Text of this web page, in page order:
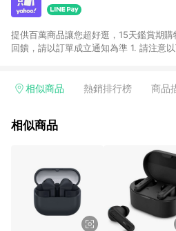
提供百萬商品讓您超好逛，15天鑑賞期
回饋，請以訂單成立通知為準 1. 請注意以下品類商品均無回饋：
電玩/遊戲/相機/單眼/鏡頭/拍立得
的購回饋活動享Yahoo超贈點回饋者 - 購
3. 訂單回饋金額將扣除運費/購物金/超贈
價券等虛擬貨幣折抵 4. 大宗採購或批發
有相關事證認定您為大宗採購、批發轉
相關認定以Yahoo購物中心之認定為準
相似商品 熱銷排行榜 商品
相似商品